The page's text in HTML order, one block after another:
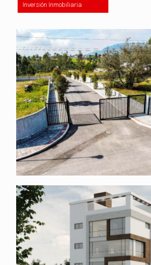
Inversión Inmobiliaria
Urbanización Bosques y Prados
Edificio Ponceano Park